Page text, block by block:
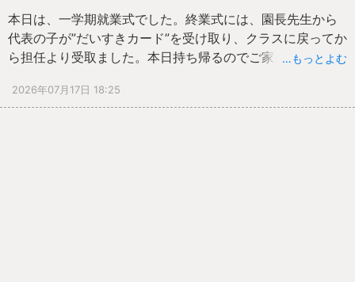
本日は、一学期就業式でした。終業式には、園長先生から
代表の子が”だいすきカード”を受け取り、クラスに戻ってか
ら担任より受取ました。本日持ち帰るのでご家庭でもお子
寸劇をみて、一人で行動しない大切さをしりました。夏休
…もっとよむ
2026年07月17日 18:25